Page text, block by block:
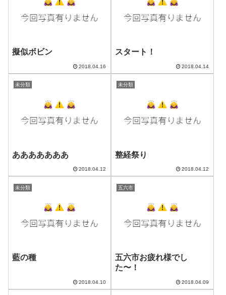
擬似ボビン
2018.04.16
スタート！
2018.04.14
未分類
あああああああ
2018.04.12
未分類
整経祭り
2018.04.12
未分類
藍の種
2018.04.10
五六市
五六市お疲れ様でし
た〜！
2018.04.09